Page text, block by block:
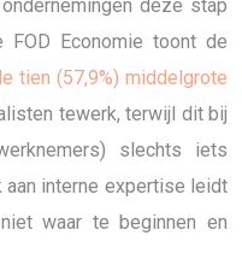
deze stap
FOD Economie toont de
tien (57,9%) middelgrote
tewerk, terwijl dit bij
slechts iets
interne expertise leidt
waar te beginnen en